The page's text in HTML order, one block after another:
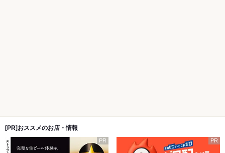
[PR]おススメのお店・情報
PR PR